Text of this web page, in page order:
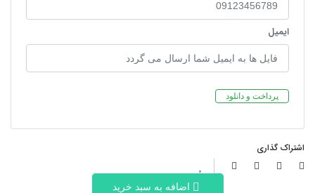
ایمیل
پرداخت و دانلود
اشتراک گذاری
اضافه به سبد خرید